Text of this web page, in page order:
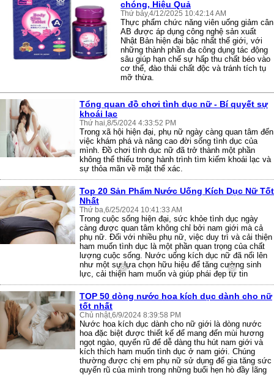
chóng, Hiệu Quả
Thứ bảy,4/12/2025 10:42:14 AM
Thực phẩm chức năng viên uống giảm cân
AB được áp dụng công nghệ sản xuất
Nhật Bản hiện đại bậc nhất thế giới, với
những thành phần đa công dụng tác động
sâu giúp hạn chế sự hấp thu chất béo vào
cơ thể, đào thải chất độc và tránh tích tụ
mỡ thừa.
Tổng quan đồ chơi tình dục nữ - Bí quyết sự
khoái lạc
Thứ hai,8/5/2024 4:33:52 PM
Trong xã hội hiện đại, phụ nữ ngày càng quan tâm đến
việc khám phá và nâng cao đời sống tình dục của
mình. Đồ chơi tình dục nữ đã trở thành một phần
không thể thiếu trong hành trình tìm kiếm khoái lạc và
sự thỏa mãn về mặt thể xác.
Top 20 Sản Phẩm Nước Uống Kích Dục Nữ Tốt
Nhất
Thứ ba,6/25/2024 10:41:33 AM
Trong cuộc sống hiện đại, sức khỏe tình dục ngày
càng được quan tâm không chỉ bởi nam giới mà cả
phụ nữ. Đối với nhiều phụ nữ, việc duy trì và cải thiện
ham muốn tình dục là một phần quan trọng của chất
lượng cuộc sống. Nước uống kích dục nữ đã nổi lên
như một sự lựa chọn hữu hiệu để tăng cường sinh
lực, cải thiện ham muốn và giúp phái đẹp tự tin
TOP 50 dòng nước hoa kích dục dành cho nữ
tốt nhất
Chủ nhật,6/9/2024 8:39:58 PM
Nước hoa kích dục dành cho nữ giới là dòng nước
hoa đặc biệt được thiết kế để mang đến mùi hương
ngọt ngào, quyến rũ để dễ dàng thu hút nam giới và
kích thích ham muốn tình dục ở nam giới. Chúng
thường được chị em phụ nữ sử dụng để gia tăng sức
quyến rũ của mình trong những buổi hẹn hò đầy lãng